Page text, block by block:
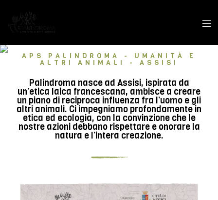
APS PALINDROMA - UMANITÀ E
ALTRI ANIMALI - ASSISI
Palindroma nasce ad Assisi, ispirata da
un’etica laica francescana, ambisce a creare
un piano di reciproca influenza fra l’uomo e gli
altri animali. Ci impegniamo profondamente in
etica ed ecologia, con la convinzione che le
nostre azioni debbano rispettare e onorare la
natura e l’intera creazione.